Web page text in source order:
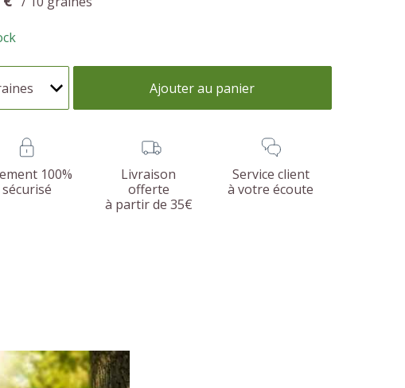
Ajouter au panier
100%
sécurisé
Livraison
offerte
à partir de 35€
Service client
à votre écoute